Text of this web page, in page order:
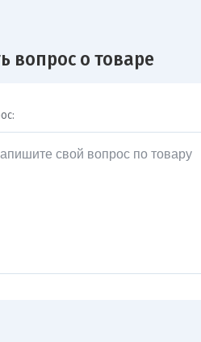
вопрос о товаре